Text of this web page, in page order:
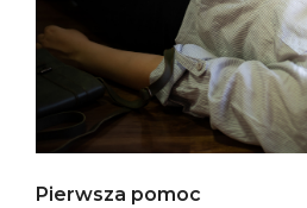
Pierwsza pomoc